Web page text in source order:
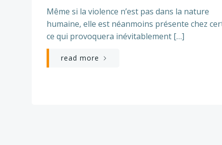
Même si la violence n’est pas dans la nature
humaine, elle est néanmoins présente chez
ce qui provoquera inévitablement […]
read more